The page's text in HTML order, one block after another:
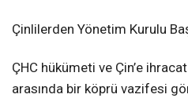
Çinlilerden Yönetim Kurulu
ÇHC hükümeti ve Çin’e
arasında bir köprü vazifesi